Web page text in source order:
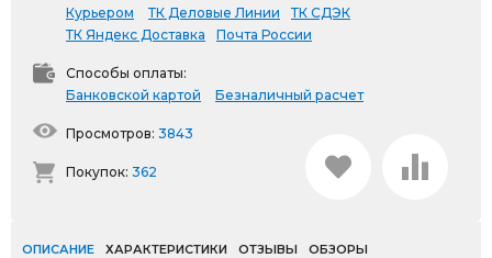
Курьером
ТК Деловые Линии
ТК СДЭК
ТК Яндекс Доставка
Почта России
Способы оплаты:
Банковской картой
Безналичный расчет
Просмотров: 3843
Покупок: 362
ОПИСАНИЕ ХАРАКТЕРИСТИКИ ОТЗЫВЫ ОБЗОРЫ